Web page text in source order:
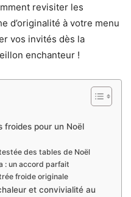
revisiter les
d’originalité à votre menu
vos invités dès la
enchanteur !
froides pour un Noël
des tables de Noël
: un accord parfait
froide originale
et convivialité au